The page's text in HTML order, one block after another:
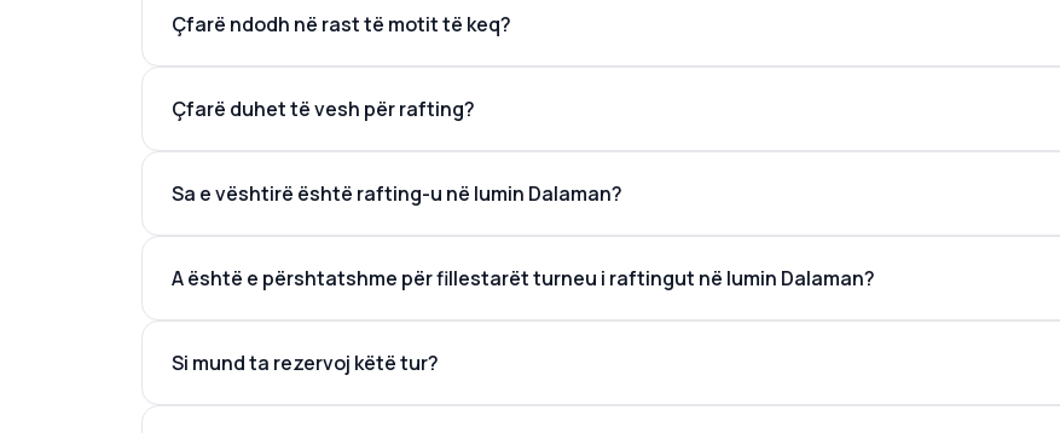
Çfarë ndodh në rast të motit të keq?
Çfarë duhet të vesh për rafting?
Sa e vështirë është rafting-u në lumin Dalaman?
A është e përshtatshme për fillestarët turneu i raftingut në lumin Dalaman?
Si mund ta rezervoj këtë tur?